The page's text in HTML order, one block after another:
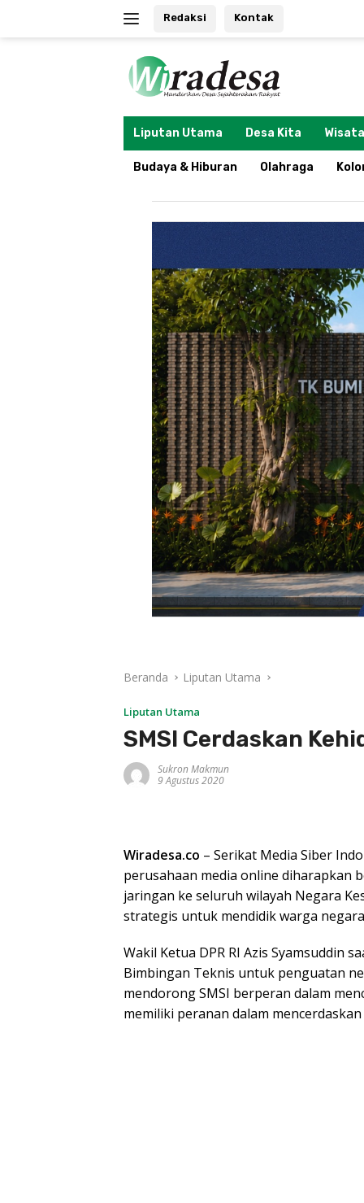
Redaksi Kontak
Liputan Utama Desa Kita
Budaya & Hiburan Olahraga
Beranda Liputan Utama
Liputan Utama
SMSI Cerdaskan
Sukron Makmun
9 Agustus 2020
Wiradesa.co – Serikat Media Siber
perusahaan media online diharapkan
jaringan ke seluruh wilayah Negara
strategis untuk mendidik warga
Wakil Ketua DPR RI Azis Syamsuddin
Bimbingan Teknis untuk penguatan
mendorong SMSI berperan dalam
memiliki peranan dalam